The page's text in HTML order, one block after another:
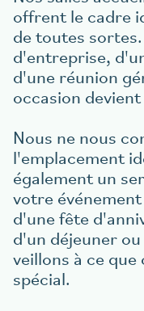
offrent le cadre
de toutes
d'entreprise,
d'une réunion
occasion
Nous ne nous
l'emplacement
également un
votre
d'une fête
d'un déjeuner
veillons à ce
spécial.